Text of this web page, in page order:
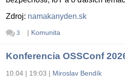
Zdroj: namakanyden.sk
3 | Komunita
Konferencia OSSConf
10.04 | 19:03 | Miroslav Bendík